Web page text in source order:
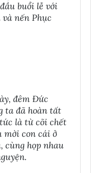
buổi lễ với
nến Phục
đêm Đức
ta đã hoàn tất
là từ cõi chết
mời con cái ở
cùng họp nhau